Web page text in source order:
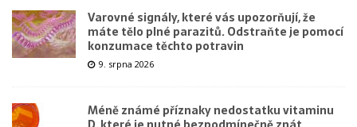
Varovné signály, které vás upozorňují, že
máte tělo plné parazitů. Odstraňte je pomocí
konzumace těchto potravin
9. srpna 2026
Méně známé příznaky nedostatku vitaminu